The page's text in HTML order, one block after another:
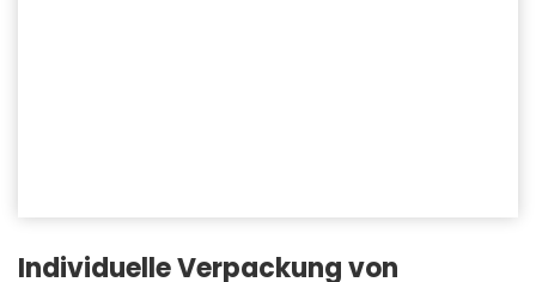
Individuelle Verpackung von